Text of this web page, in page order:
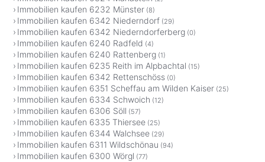
Immobilien kaufen 6232 Münster (8)
Immobilien kaufen 6342 Niederndorf (29)
Immobilien kaufen 6342 Niederndorferberg (0)
Immobilien kaufen 6240 Radfeld (4)
Immobilien kaufen 6240 Rattenberg (1)
Immobilien kaufen 6235 Reith im Alpbachtal (15)
Immobilien kaufen 6342 Rettenschöss (0)
Immobilien kaufen 6351 Scheffau am Wilden Kaiser (25)
Immobilien kaufen 6334 Schwoich (12)
Immobilien kaufen 6306 Söll (57)
Immobilien kaufen 6335 Thiersee (25)
Immobilien kaufen 6344 Walchsee (29)
Immobilien kaufen 6311 Wildschönau (94)
Immobilien kaufen 6300 Wörgl (77)